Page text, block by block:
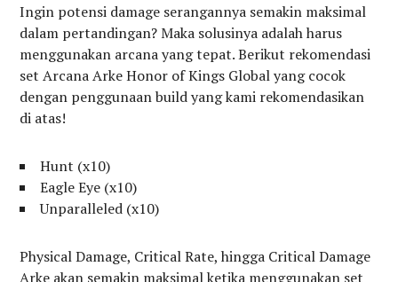
Ingin potensi damage serangannya semakin maksimal
dalam pertandingan? Maka solusinya adalah harus
menggunakan arcana yang tepat. Berikut rekomendasi
set Arcana Arke Honor of Kings Global yang cocok
dengan penggunaan build yang kami rekomendasikan
di atas!
Hunt (x10)
Eagle Eye (x10)
Unparalleled (x10)
Physical Damage, Critical Rate, hingga Critical Damage
Arke akan semakin maksimal ketika menggunakan set